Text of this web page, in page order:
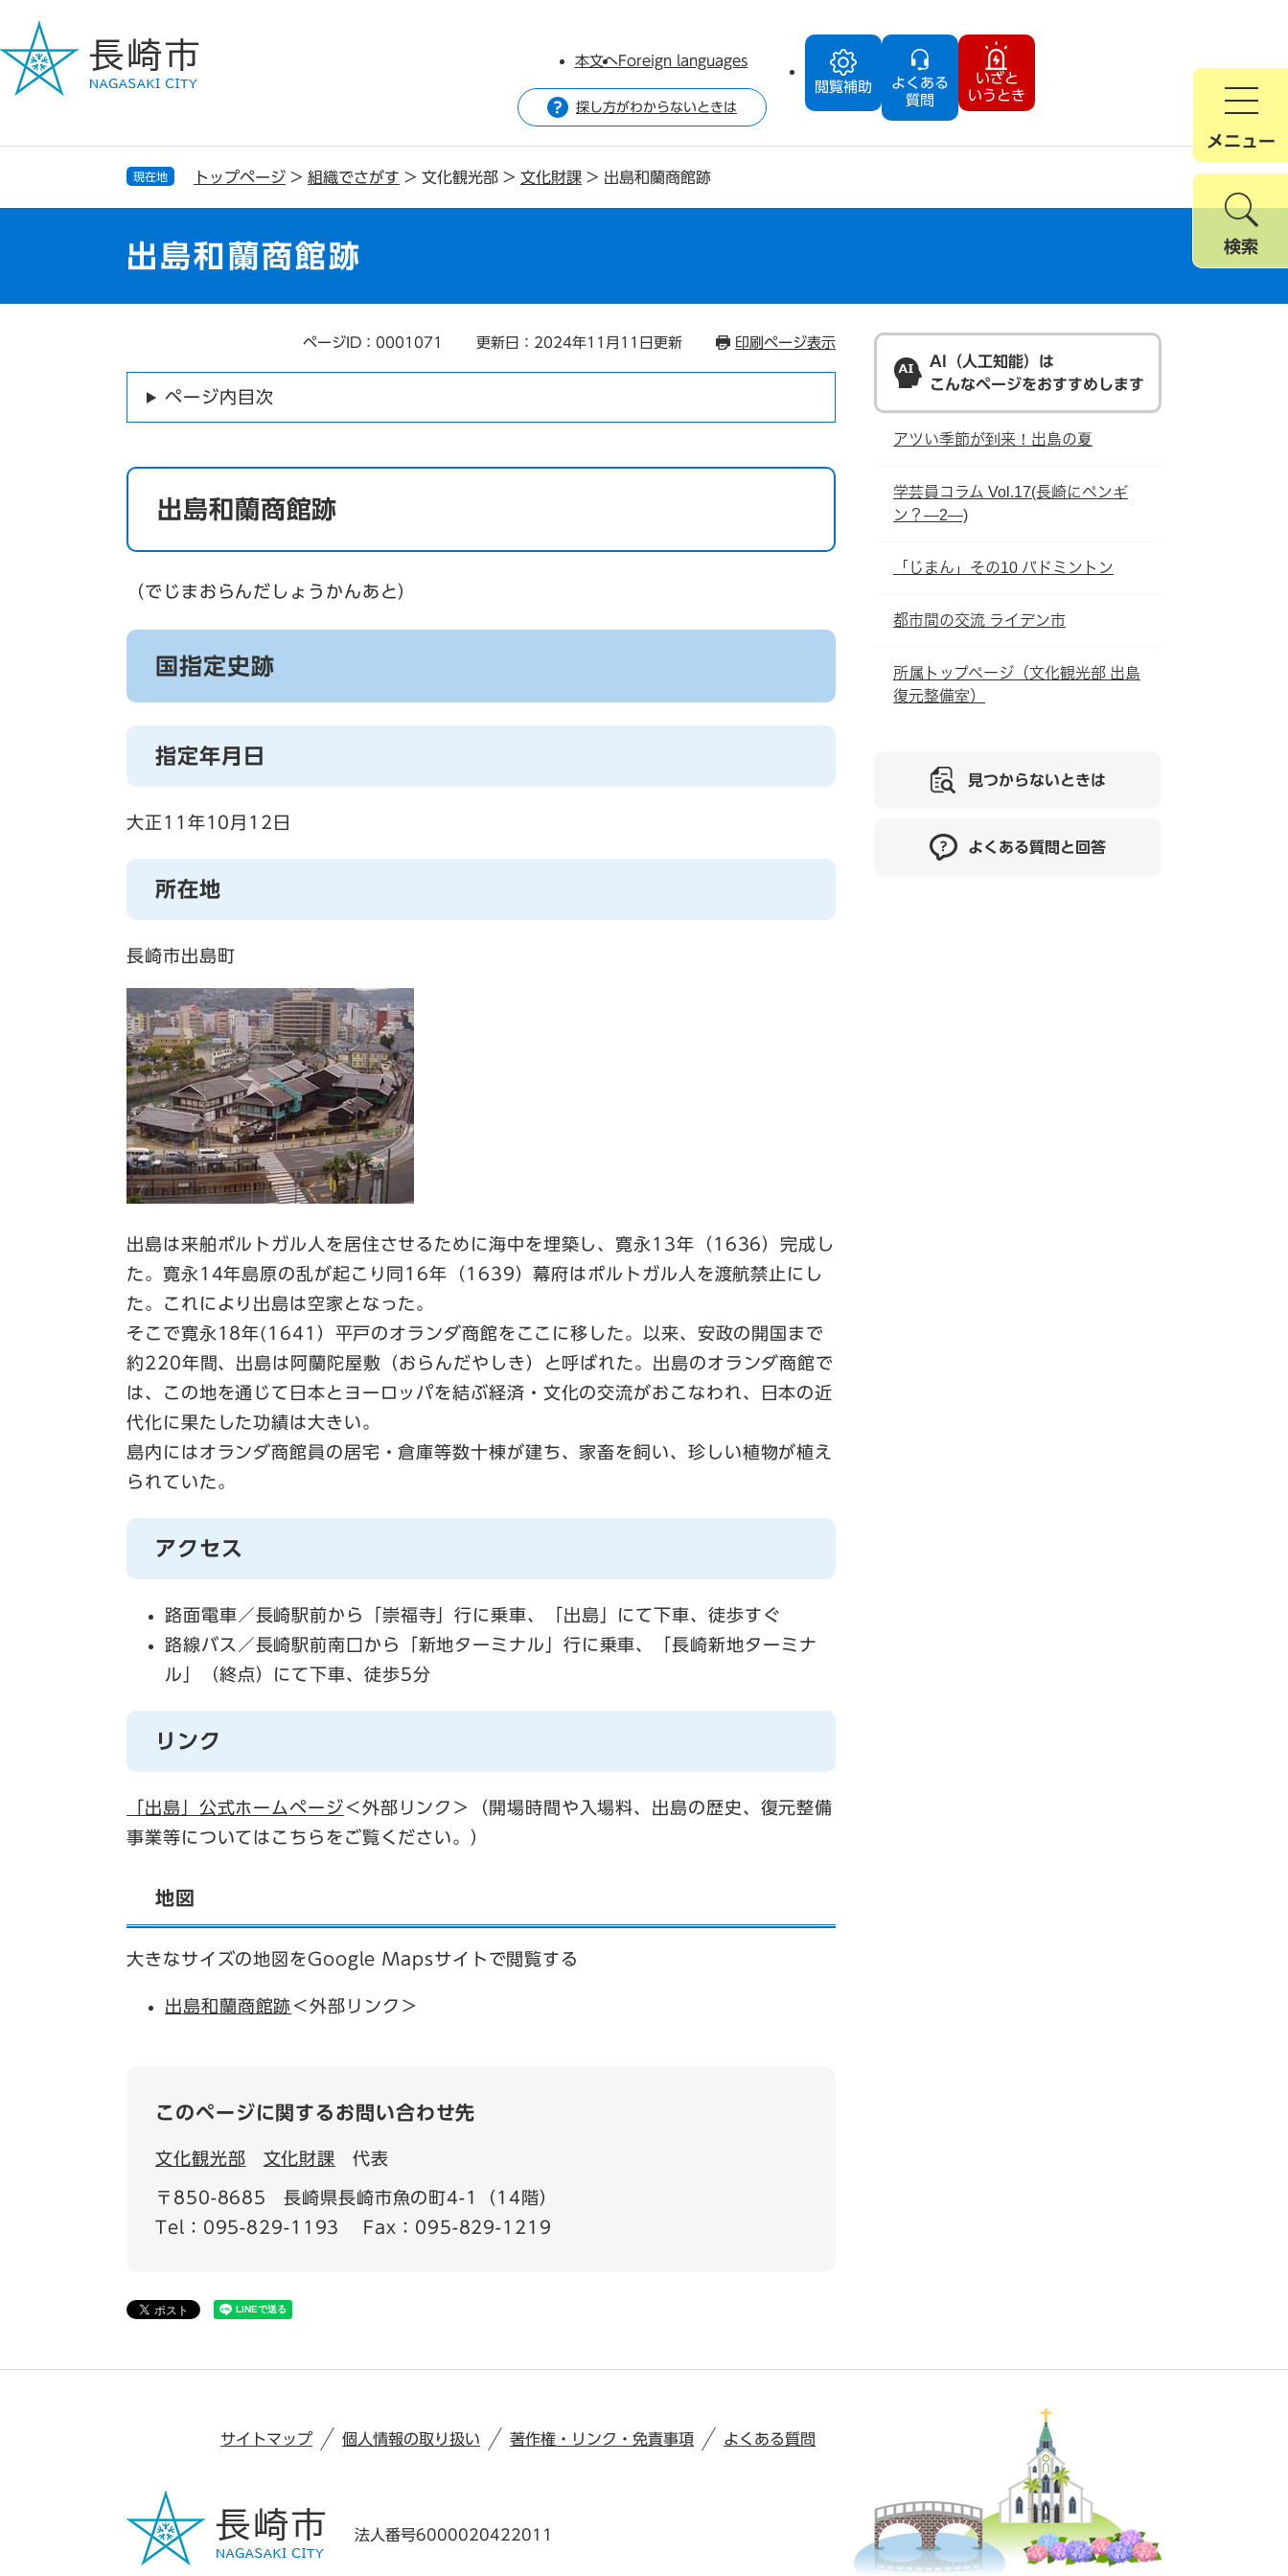
ジ
で
ュ
ば
閲覧補助
よくある
質問
いざと
いうとき
本文へForeign languages
探し方がわからないときは
メニュー
検索
現在地 トップページ > 組織でさがす > 文化観光部 > 文化財課 > 出島和蘭商館跡
出島和蘭商館跡
ページID：0001071 更新日：2024年11月11日更新 印刷ページ表示
ページ内目次
出島和蘭商館跡
（でじまおらんだしょうかんあと）
国指定史跡
指定年月日
大正11年10月12日
所在地
長崎市出島町
出島は来舶ポルトガル人を居住させるために海中を埋築し、寛永13年（1636）完成し
た。寛永14年島原の乱が起こり同16年（1639）幕府はポルトガル人を渡航禁止にし
た。これにより出島は空家となった。
そこで寛永18年(1641）平戸のオランダ商館をここに移した。以来、安政の開国まで
約220年間、出島は阿蘭陀屋敷（おらんだやしき）と呼ばれた。出島のオランダ商館で
は、この地を通じて日本とヨーロッパを結ぶ経済・文化の交流がおこなわれ、日本の近
代化に果たした功績は大きい。
島内にはオランダ商館員の居宅・倉庫等数十棟が建ち、家畜を飼い、珍しい植物が植え
られていた。
アクセス
路面電車／長崎駅前から「崇福寺」行に乗車、「出島」にて下車、徒歩すぐ
路線バス／長崎駅前南口から「新地ターミナル」行に乗車、「長崎新地ターミナ
ル」（終点）にて下車、徒歩5分
リンク
「出島」公式ホームページ＜外部リンク＞
（開場時間や入場料、出島の歴史、復元整備
事業等についてはこちらをご覧ください。）
地図
大きなサイズの地図をGoogle Mapsサイトで閲覧する
出島和蘭商館跡＜外部リンク＞
このページに関するお問い合わせ先
文化観光部 文化財課 代表
〒850-8685
長崎県長崎市魚の町4-1（14階）
Tel：095-829-1193
Fax：095-829-1219
AI（人工知能）は
こんなページをおすすめします
アツい季節が到来！出島の夏
学芸員コラム Vol.17(長崎にペンギ
ン？―2―)
「じまん」その10 バドミントン
都市間の交流 ライデン市
所属トップページ（文化観光部 出島
復元整備室）
見つからないときは
よくある質問と回答
サイトマップ 個人情報の取り扱い 著作権・リンク・免責事項 よくある質問
法人番号6000020422011